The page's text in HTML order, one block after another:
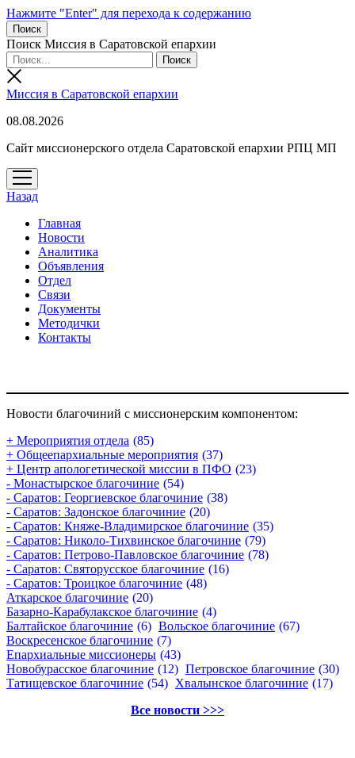
Нажмите "Enter" для перехода к содержанию
Поиск
Поиск Миссия в Саратовской епархии
Миссия в Саратовской епархии
08.08.2026
Сайт миссионерского отдела Саратовской епархии РПЦ МП
открыть
меню
Назад
Главная
Новости
Аналитика
Объявления
Отдел
Связи
Документы
Методички
Контакты
Новости благочиний с миссионерским компонентом:
+ Мероприятия отдела (85)
+ Общеепархиальные мероприятия (37)
+ Центр апологетической миссии в ПФО (23)
- Монастырское благочиние (54)
- Саратов: Георгиевское благочиние (38)
- Саратов: Задонское благочиние (20)
- Саратов: Княже-Владимирское благочиние (35)
- Саратов: Николо-Тихвинское благочиние (79)
- Саратов: Петрово-Павловское благочиние (78)
- Саратов: Святорусское благочиние (16)
- Саратов: Троицкое благочиние (48)
Аткарское благочиние (20)
Базарно-Карабулакское благочиние (4)
Балтайское благочиние (6) Вольское благочиние (67)
Воскресенское благочиние (7)
Епархиальные миссионеры (43)
Новобурасское благочиние (12) Петровское благочиние (30)
Татищевское благочиние (54) Хвалынское благочиние (17)
Все новости >>>